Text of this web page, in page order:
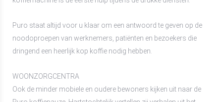
Puro staat altijd voor u klaar om een antwoord te geven op de
noodoproepen van werknemers, patiënten en bezoekers die
dringend een heerlijk kop koffie nodig hebben.
WOONZORGCENTRA
Ook de minder mobiele en oudere bewoners kijken uit naar de